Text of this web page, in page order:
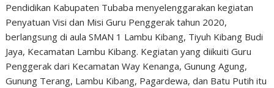
Pendidikan Kabupaten Tubaba menyelenggarakan kegiatan
Penyatuan Visi dan Misi Guru Penggerak tahun 2020,
berlangsung di aula SMAN 1 Lambu Kibang, Tiyuh Kibang Budi
Jaya, Kecamatan Lambu Kibang. Kegiatan yang diikuiti Guru
Penggerak dari Kecamatan Way Kenanga, Gunung Agung,
Gunung Terang, Lambu Kibang, Pagardewa, dan Batu Putih itu